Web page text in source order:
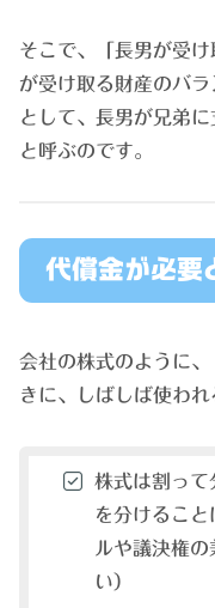
そこで、「長男が受
が受け取る財産のバ
として、長男が兄弟
と呼ぶのです。
代償金が必要
会社の株式のように
きに、しばしば使われ
株式は割っ
を分けるこ
ルや議決権
い）